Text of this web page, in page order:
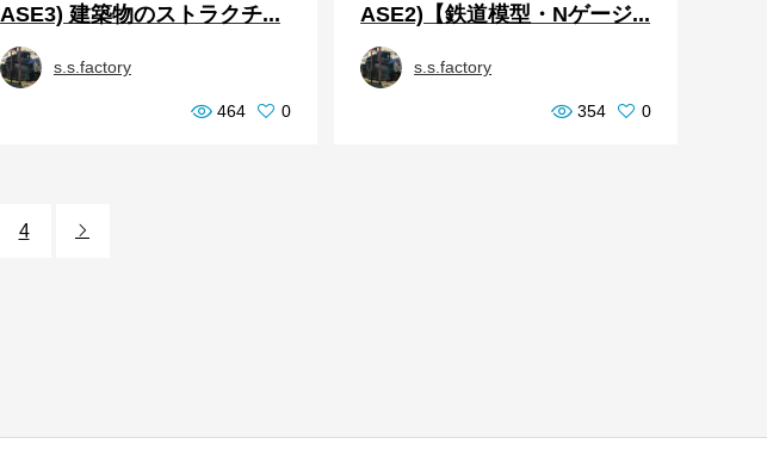
ASE3) 建築物のストラクチ...
s.s.factory
464 0
ASE2)【鉄道模型・Nゲージ...
s.s.factory
354 0
4 